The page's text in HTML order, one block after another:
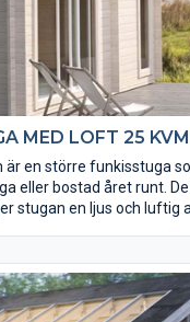
MED LOFT 25 KVM
är en större funkisstuga
eller bostad året runt.
stugan en ljus och luftig
kan vi erbjuda
såklart det som känns
och Gellas